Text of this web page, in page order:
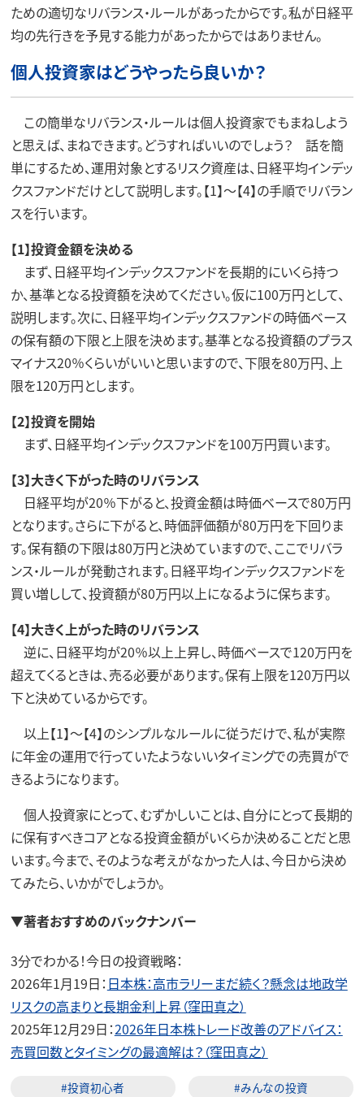
ための適切なリバランス・ルールがあったからです。私が日経平
均の先行きを予見する能力があったからではありません。
個人投資家はどうやったら良いか？
この簡単なリバランス・ルールは個人投資家でもまねしよう
と思えば、まねできます。どうすればいいのでしょう？ 話を簡
単にするため、運用対象とするリスク資産は、日経平均インデッ
クスファンドだけとして説明します。【1】～【4】の手順でリバラン
スを行います。
【1】投資金額を決める
まず、日経平均インデックスファンドを長期的にいくら持つ
か、基準となる投資額を決めてください。仮に100万円として、
説明します。次に、日経平均インデックスファンドの時価ベース
の保有額の下限と上限を決めます。基準となる投資額のプラス
マイナス20％くらいがいいと思いますので、下限を80万円、上
限を120万円とします。
【2】投資を開始
まず、日経平均インデックスファンドを100万円買います。
【3】大きく下がった時のリバランス
日経平均が20％下がると、投資金額は時価ベースで80万円
となります。さらに下がると、時価評価額が80万円を下回りま
す。保有額の下限は80万円と決めていますので、ここでリバラ
ンス・ルールが発動されます。日経平均インデックスファンドを
買い増しして、投資額が80万円以上になるように保ちます。
【4】大きく上がった時のリバランス
逆に、日経平均が20％以上上昇し、時価ベースで120万円を
超えてくるときは、売る必要があります。保有上限を120万円以
下と決めているからです。
以上【1】～【4】のシンプルなルールに従うだけで、私が実際
に年金の運用で行っていたようないいタイミングでの売買がで
きるようになります。
個人投資家にとって、むずかしいことは、自分にとって長期的
に保有すべきコアとなる投資金額がいくらか決めることだと思
います。今まで、そのような考えがなかった人は、今日から決め
てみたら、いかがでしょうか。
▼著者おすすめのバックナンバー
3分でわかる！今日の投資戦略：
2026年1月19日： 日本株：高市ラリーまだ続く？懸念は地政学
リスクの高まりと長期金利上昇（窪田真之）
2025年12月29日：2026年日本株トレード改善のアドバイス：
売買回数とタイミングの最適解は？（窪田真之）
#投資初心者 #みんなの投資